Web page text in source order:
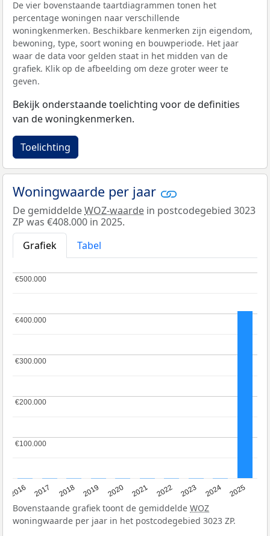
De vier bovenstaande taartdiagrammen tonen het
percentage woningen naar verschillende
woningkenmerken. Beschikbare kenmerken zijn eigendom,
bewoning, type, soort woning en bouwperiode. Het jaar
waar de data voor gelden staat in het midden van de
grafiek. Klik op de afbeelding om deze groter weer te
geven.
Bekijk onderstaande toelichting voor de definities
van de woningkenmerken.
Toelichting
Woningwaarde per jaar
De gemiddeldeWOZ-waarde in postcodegebied 3023
ZP was €408.000 in 2025.
Grafiek
Tabel
2016 2017 2018 2019 2020 2021 2022 2023 2024 2025
€100.000
€100.000
€200.000
€200.000
€300.000
€300.000
€400.000
€400.000
€500.000
€500.000
Bovenstaande grafiek toont de gemiddelde WOZ
woningwaarde per jaar in het postcodegebied 3023 ZP.